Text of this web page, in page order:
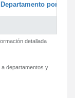
por
detallada
departamentos y